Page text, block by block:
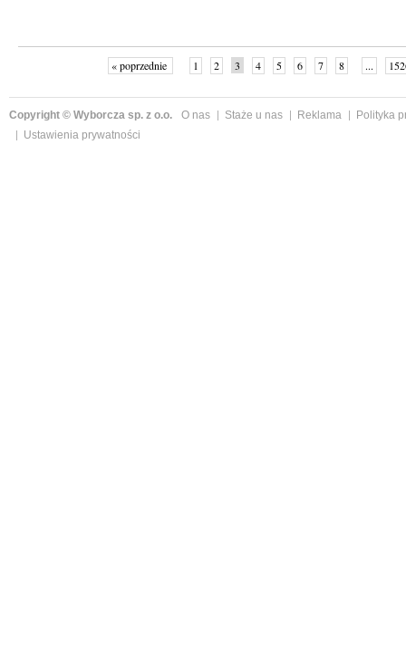
« poprzednie 1 2 3 4 5 6 7 8 ...
Copyright © Wyborcza sp. z o.o. O nas Staże u nas Reklama
Polityka
Ustawienia prywatności